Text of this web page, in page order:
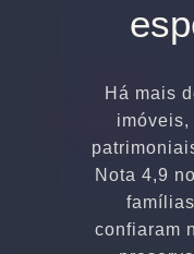
Há mais
Nota 4,9
confiaram